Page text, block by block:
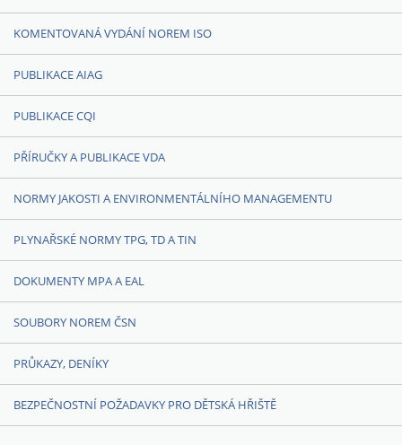
KOMENTOVANÁ VYDÁNÍ NOREM ISO
PUBLIKACE AIAG
PUBLIKACE CQI
PŘÍRUČKY A PUBLIKACE VDA
NORMY JAKOSTI A ENVIRONMENTÁLNÍHO MANAGEMENTU
PLYNAŘSKÉ NORMY TPG, TD A TIN
DOKUMENTY MPA A EAL
SOUBORY NOREM ČSN
PRŮKAZY, DENÍKY
BEZPEČNOSTNÍ POŽADAVKY PRO DĚTSKÁ HŘIŠTĚ